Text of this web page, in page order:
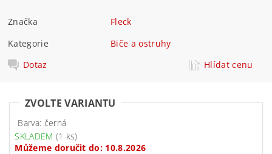
Značka
Fleck
Kategorie
Biče a ostruhy
Dotaz
Hlídat cenu
ZVOLTE VARIANTU
Barva: černá
SKLADEM (1 ks)
Můžeme doručit do: 10.8.2026